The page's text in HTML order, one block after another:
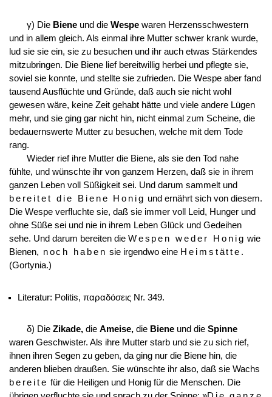
γ) Die Bieneund die Wespewaren Herzensschwestern
und in allem gleich. Als einmal ihre Mutter schwer krank wurde,
lud sie sie ein, sie zu besuchen und ihr auch etwas Stärkendes
mitzubringen. Die Biene lief bereitwillig herbei und pflegte sie,
soviel sie konnte, und stellte sie zufrieden. Die Wespe aber fand
tausend Ausflüchte und Gründe, daß auch sie nicht wohl
gewesen wäre, keine Zeit gehabt hätte und viele andere Lügen
mehr, und sie ging gar nicht hin, nicht einmal zum Scheine, die
bedauernswerte Mutter zu besuchen, welche mit dem Tode
rang.
Wieder rief ihre Mutter die Biene, als sie den Tod nahe
fühlte, und wünschte ihr von ganzem Herzen, daß sie in ihrem
ganzen Leben voll Süßigkeit sei. Und darum sammelt und
bereitet die Biene Honig und ernährt sich von diesem.
Die Wespe verfluchte sie, daß sie immer voll Leid, Hunger und
ohne Süße sei und nie in ihrem Leben Glück und Gedeihen
sehe. Und darum bereiten die Wespen weder Honig wie
Bienen, noch haben sie irgendwo eine Heimstätte .
(Gortynia.)
Literatur: Politis, παραδόσεις Nr. 349.
δ) Die Zikade,die Ameise,die Bieneund die Spinne
waren Geschwister. Als ihre Mutter starb und sie zu sich rief,
ihnen ihren Segen zu geben, da ging nur die Biene hin, die
anderen blieben draußen. Sie wünschte ihr also, daß sie Wachs
bereite für die Heiligen und Honig für die Menschen. Die